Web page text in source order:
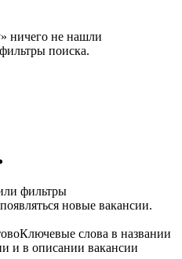
ничего не нашли
поиска.
фильтры
новые вакансии.
Ключевые слова в названии
и в описании вакансии